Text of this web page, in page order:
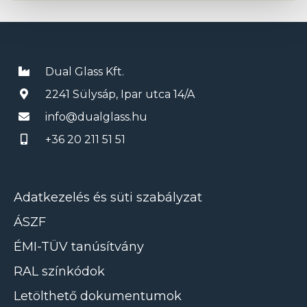
Dual Glass Kft.
2241 Sülysáp, Ipar utca 14/A
info@dualglass.hu
+36 20 211 51 51
Adatkezelés és süti szabályzat
ÁSZF
ÉMI-TÜV tanúsítvány
RAL színkódok
Letölthető dokumentumok